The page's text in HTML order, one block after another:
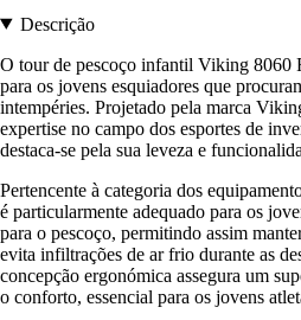
Descrição
O tour de pescoço infantil Viking 8060
para os jovens esquiadores que
intempéries. Projetado pela marca
expertise no campo dos esportes de
destaca-se pela sua leveza e
Pertencente à categoria dos
é particularmente adequado para os
para o pescoço, permitindo assim
evita infiltrações de ar frio durante as
concepção ergonómica assegura um
o conforto, essencial para os jovens